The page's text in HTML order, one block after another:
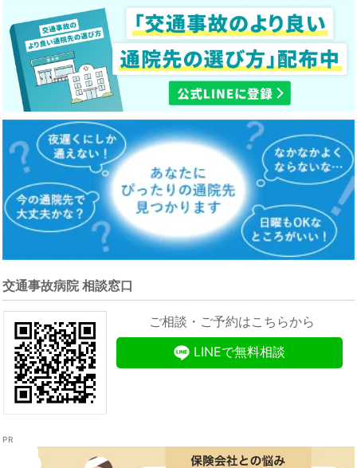
交通事故病院 相談窓口
ご相談・ご予約はこちらから
LINEで無料相談